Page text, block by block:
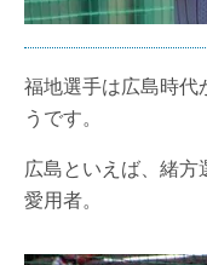
福地選手は広島時代
うです。
広島といえば、緒方
愛用者。